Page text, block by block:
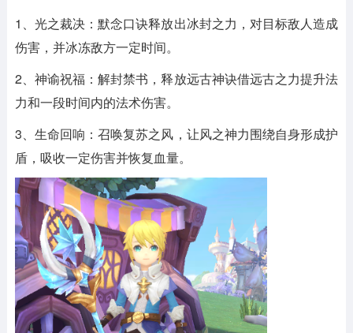
1、光之裁决：默念口诀释放出冰封之力，对目标敌人造成
伤害，并冰冻敌方一定时间。
2、神谕祝福：解封禁书，释放远古神诀借远古之力提升法
力和一段时间内的法术伤害。
3、生命回响：召唤复苏之风，让风之神力围绕自身形成护
盾，吸收一定伤害并恢复血量。